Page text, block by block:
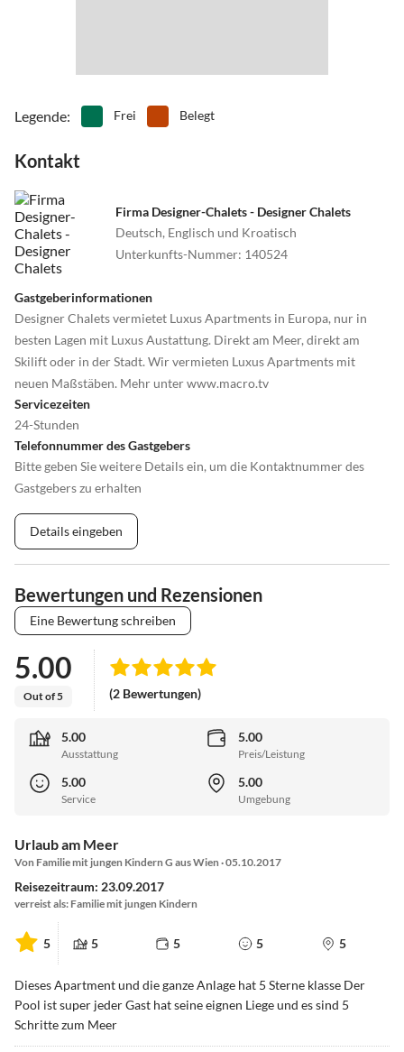
Legende: Frei Belegt
Kontakt
Firma Designer-Chalets - Designer Chalets
Deutsch, Englisch und Kroatisch
Unterkunfts-Nummer: 140524
Gastgeberinformationen
Designer Chalets vermietet Luxus Apartments in Europa, nur in
besten Lagen mit Luxus Austattung. Direkt am Meer, direkt am
Skilift oder in der Stadt. Wir vermieten Luxus Apartments mit
neuen Maßstäben. Mehr unter www.macro.tv
Servicezeiten
24-Stunden
Telefonnummer des Gastgebers
Bitte geben Sie weitere Details ein, um die Kontaktnummer des
Gastgebers zu erhalten
Details eingeben
Bewertungen und Rezensionen
Eine Bewertung schreiben
5.00
Out of 5 (2 Bewertungen)
5.00
Ausstattung
5.00
Preis/Leistung
5.00
Service
5.00
Umgebung
Urlaub am Meer
Von Familie mit jungen Kindern G aus Wien · 05.10.2017
Reisezeitraum: 23.09.2017
verreist als: Familie mit jungen Kindern
5 5 5 5 5
Dieses Apartment und die ganze Anlage hat 5 Sterne klasse Der
Pool ist super jeder Gast hat seine eignen Liege und es sind 5
Schritte zum Meer